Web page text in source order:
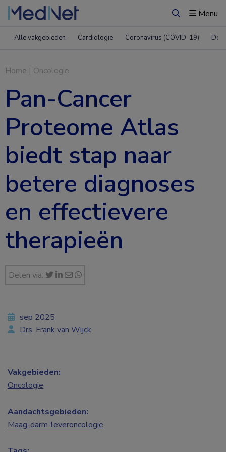
ZoekenMenu
Alle vakgebieden Cardiologie Coronavirus (COVID-19)
Home | Oncologie
Pan-Cancer
Proteome Atlas
biedt stap naar
betere diagnoses
en effectievere
therapieën
Delen via:
sep 2025
Drs. Frank van Wijck
Vakgebieden:
Oncologie
Aandachtsgebieden:
Maag-darm-leveroncologie